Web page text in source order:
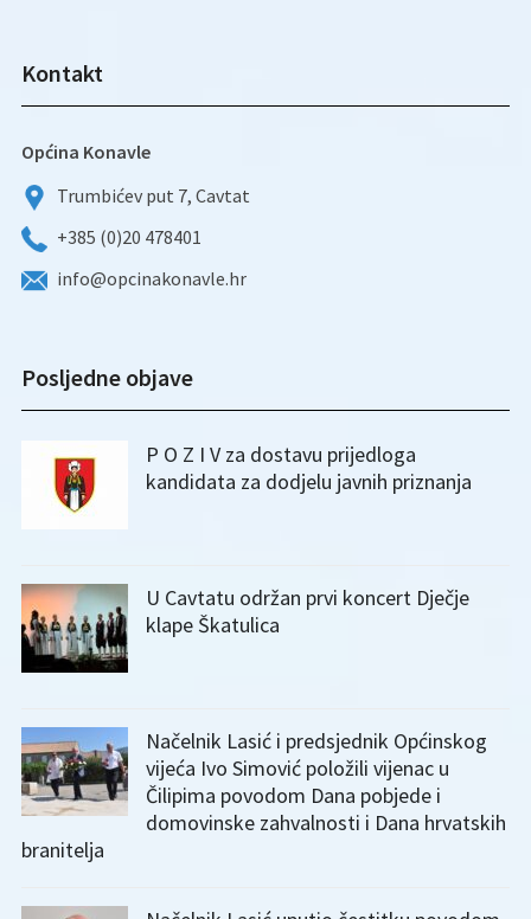
Kontakt
Općina Konavle
Trumbićev put 7, Cavtat
+385 (0)20 478401
info@opcinakonavle.hr
Posljedne objave
P O Z I V za dostavu prijedloga
kandidata za dodjelu javnih priznanja
U Cavtatu održan prvi koncert Dječje
klape Škatulica
Načelnik Lasić i predsjednik Općinskog
vijeća Ivo Simović položili vijenac u
Čilipima povodom Dana pobjede i
domovinske zahvalnosti i Dana hrvatskih
branitelja